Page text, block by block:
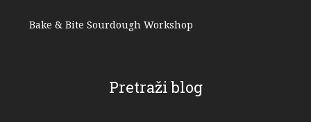
Bake & Bite Sourdough Workshop
Pretraži blog